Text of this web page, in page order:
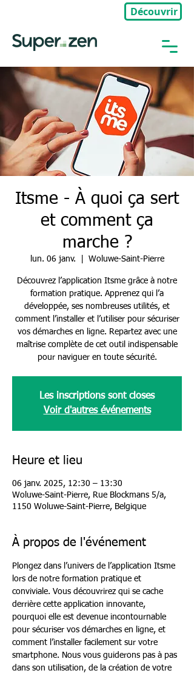
Découvrir
Itsme - À quoi ça sert
et comment ça
marche ?
lun. 06 janv. Woluwe-Saint-Pierre
Découvrez l’application Itsme grâce à notre
formation pratique. Apprenez qui l’a
développée, ses nombreuses utilités, et
comment l’installer et l’utiliser pour sécuriser
vos démarches en ligne. Repartez avec une
maîtrise complète de cet outil indispensable
pour naviguer en toute sécurité.
Les inscriptions sont closes
Voir d'autres événements
Heure et lieu
06 janv. 2025, 12:30 – 13:30
Woluwe-Saint-Pierre, Rue Blockmans 5/a,
1150 Woluwe-Saint-Pierre, Belgique
À propos de l'événement
Plongez dans l’univers de l’application Itsme
lors de notre formation pratique et
conviviale. Vous découvrirez qui se cache
derrière cette application innovante,
pourquoi elle est devenue incontournable
pour sécuriser vos démarches en ligne, et
comment l’installer facilement sur votre
smartphone. Nous vous guiderons pas à pas
dans son utilisation, de la création de votre